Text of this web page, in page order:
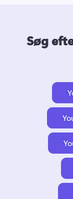
Søg